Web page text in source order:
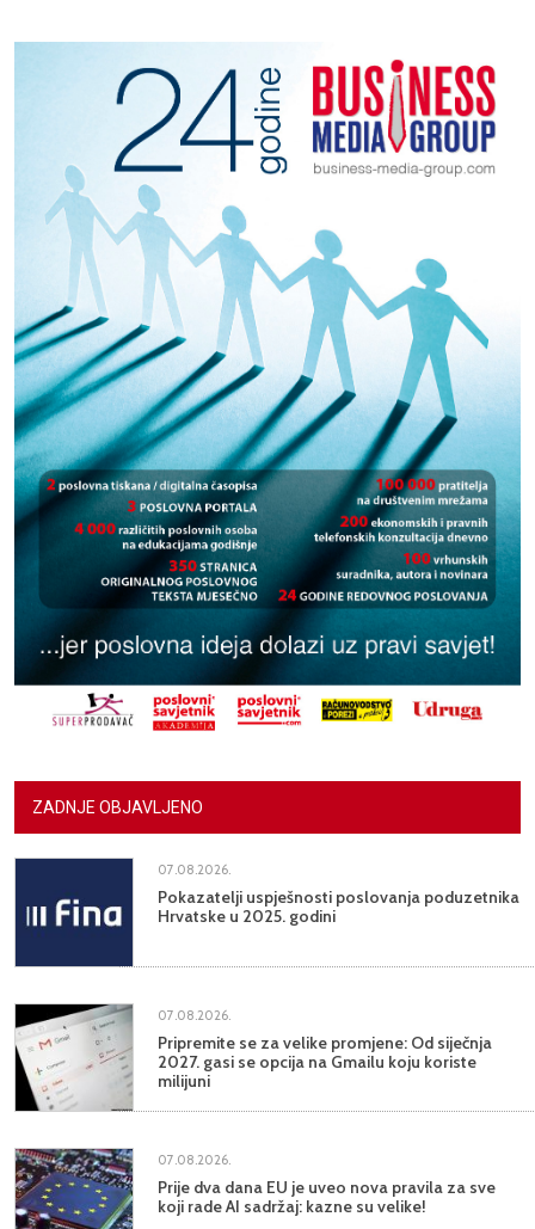
ZADNJE OBJAVLJENO
07.08.2026.
Pokazatelji uspješnosti poslovanja poduzetnika
Hrvatske u 2025. godini
07.08.2026.
Pripremite se za velike promjene: Od siječnja
2027. gasi se opcija na Gmailu koju koriste
milijuni
07.08.2026.
Prije dva dana EU je uveo nova pravila za sve
koji rade AI sadržaj: kazne su velike!